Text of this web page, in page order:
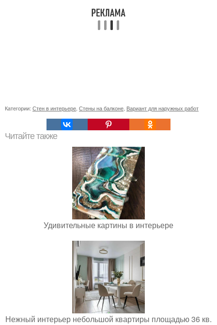
Категории: Стен в интерьере Стены на балконе Вариант для наружных работ
Читайте также
Удивительные картины в интерьере
Нежный интерьер небольшой квартиры площадью 36 кв.